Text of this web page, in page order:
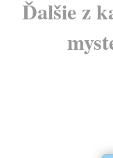
Ďalšie z